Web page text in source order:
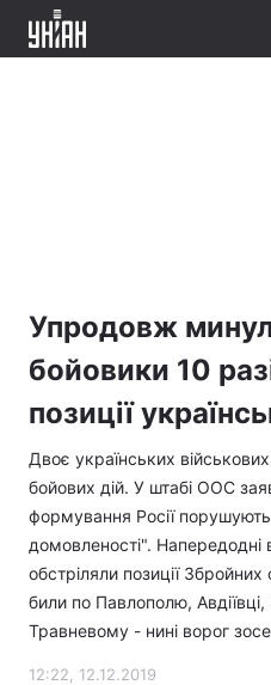
Упродовж
бойовики 10
позиції
Двоє українських
бойових дій. У штабі ООС
формування Росії
домовленості". Напередодні
обстріляли позиції Збройних
били по Павлополю,
Травневому - нині ворог
12:22, 12.12.2019